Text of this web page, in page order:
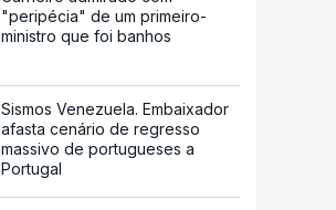
"peripécia" de um primeiro-
ministro que foi banhos
Sismos Venezuela. Embaixador
afasta cenário de regresso
massivo de portugueses a
Portugal